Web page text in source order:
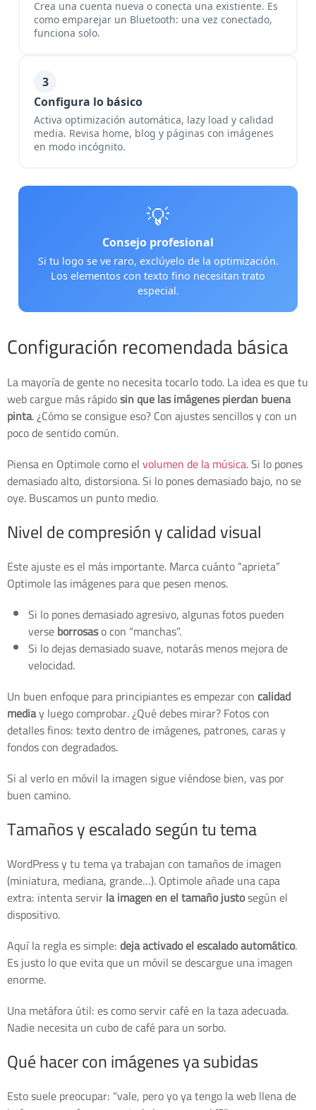
Crea una cuenta nueva o conecta una existiente. Es
como emparejar un Bluetooth: una vez conectado,
funciona solo.
3
Configura lo básico
Activa optimización automática, lazy load y calidad
media. Revisa home, blog y páginas con imágenes
en modo incógnito.
💡
Consejo profesional
Si tu logo se ve raro, exclúyelo de la optimización.
Los elementos con texto fino necesitan trato
especial.
Configuración recomendada básica
La mayoría de gente no necesita tocarlo todo. La idea es que tu
web cargue más rápidosin que las imágenes pierdan buena
pinta. ¿Cómo se consigue eso? Con ajustes sencillos y con un
poco de sentido común.
Piensa en Optimole como elvolumen de la música. Si lo pones
demasiado alto, distorsiona. Si lo pones demasiado bajo, no se
oye. Buscamos un punto medio.
Nivel de compresión y calidad visual
Este ajuste es el más importante. Marca cuánto “aprieta”
Optimole las imágenes para que pesen menos.
Si lo pones demasiado agresivo, algunas fotos pueden
verseborrosaso con “manchas”.
Si lo dejas demasiado suave, notarás menos mejora de
velocidad.
Un buen enfoque para principiantes es empezar concalidad
mediay luego comprobar. ¿Qué debes mirar? Fotos con
detalles finos: texto dentro de imágenes, patrones, caras y
fondos con degradados.
Si al verlo en móvil la imagen sigue viéndose bien, vas por
buen camino.
Tamaños y escalado según tu tema
WordPress y tu tema ya trabajan con tamaños de imagen
(miniatura, mediana, grande…). Optimole añade una capa
extra: intenta servirla imagen en el tamaño justosegún el
dispositivo.
Aquí la regla es simple:deja activado el escalado automático.
Es justo lo que evita que un móvil se descargue una imagen
enorme.
Una metáfora útil: es como servir café en la taza adecuada.
Nadie necesita un cubo de café para un sorbo.
Qué hacer con imágenes ya subidas
Esto suele preocupar: “vale, pero yo ya tengo la web llena de